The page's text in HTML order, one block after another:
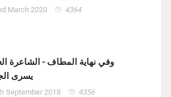
March 2020 4364
وفي نهاية المطاف - الشاعرة
يسرى
September 2018 4356